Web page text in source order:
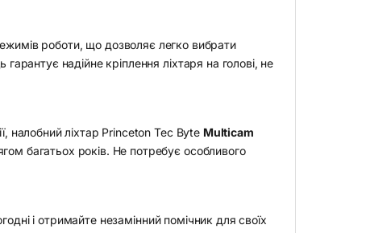
роботи, що дозволяє легко вибрати
надійне кріплення ліхтаря на голові, не
налобний ліхтар Princeton Tec Byte Multicam
багатьох років. Не потребує особливого
і отримайте незамінний помічник для своїх